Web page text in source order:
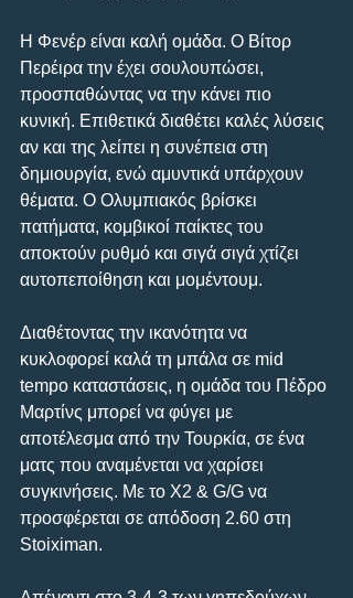
Η Φενέρ είναι καλή ομάδα. Ο Βίτορ
Περέιρα την έχει σουλουπώσει,
προσπαθώντας να την κάνει πιο
κυνική. Επιθετικά διαθέτει καλές λύσεις
αν και της λείπει η συνέπεια στη
δημιουργία, ενώ αμυντικά υπάρχουν
θέματα. Ο Ολυμπιακός βρίσκει
πατήματα, κομβικοί παίκτες του
αποκτούν ρυθμό και σιγά σιγά χτίζει
αυτοπεποίθηση και μομέντουμ.
Διαθέτοντας την ικανότητα να
κυκλοφορεί καλά τη μπάλα σε mid
tempo καταστάσεις, η ομάδα του Πέδρο
Μαρτίνς μπορεί να φύγει με
αποτέλεσμα από την Τουρκία, σε ένα
ματς που αναμένεται να χαρίσει
συγκινήσεις. Με το X2 & G/G να
προσφέρεται σε απόδοση 2.60 στη
Stoiximan.